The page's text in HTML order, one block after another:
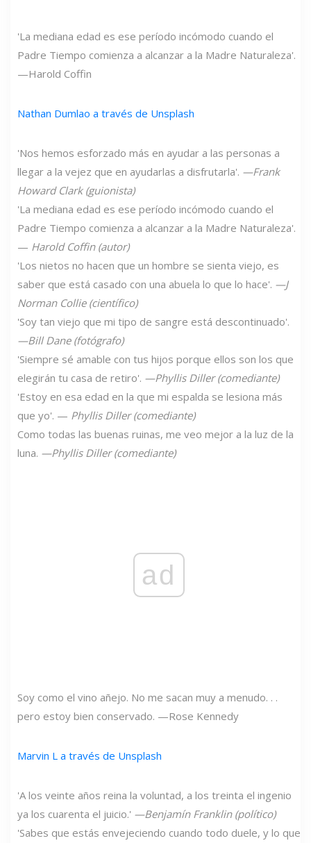
'La mediana edad es ese período incómodo cuando el
Padre Tiempo comienza a alcanzar a la Madre Naturaleza'.
—Harold Coffin
Nathan Dumlao a través de Unsplash
'Nos hemos esforzado más en ayudar a las personas a
llegar a la vejez que en ayudarlas a disfrutarla'. —Frank
Howard Clark (guionista)
'La mediana edad es ese período incómodo cuando el
Padre Tiempo comienza a alcanzar a la Madre Naturaleza'.
— Harold Coffin (autor)
'Los nietos no hacen que un hombre se sienta viejo, es
saber que está casado con una abuela lo que lo hace'. —J
Norman Collie (científico)
'Soy tan viejo que mi tipo de sangre está descontinuado'.
—Bill Dane (fotógrafo)
'Siempre sé amable con tus hijos porque ellos son los que
elegirán tu casa de retiro'. —Phyllis Diller (comediante)
'Estoy en esa edad en la que mi espalda se lesiona más
que yo'. — Phyllis Diller (comediante)
Como todas las buenas ruinas, me veo mejor a la luz de la
luna. —Phyllis Diller (comediante)
ad
Soy como el vino añejo. No me sacan muy a menudo. . .
pero estoy bien conservado. —Rose Kennedy
Marvin L a través de Unsplash
'A los veinte años reina la voluntad, a los treinta el ingenio
ya los cuarenta el juicio.' —Benjamín Franklin (político)
'Sabes que estás envejeciendo cuando todo duele, y lo que